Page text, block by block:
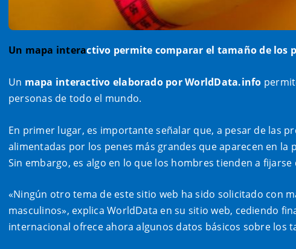
Un mapa interactivo permite comparar el tamaño de los
Un mapa interactivo elaborado por WorldData.info
personas de todo el mundo.
En primer lugar, es importante señalar que, a pesar de las
alimentadas por los penes más grandes que aparecen en
Sin embargo, es algo en lo que los hombres tienden a
«Ningún otro tema de este sitio web ha sido solicitado con
masculinos», explica WorldData en su sitio web, cediendo
internacional ofrece ahora algunos datos básicos sobre los